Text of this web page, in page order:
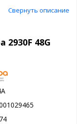
Свернуть описание
2930F 48G